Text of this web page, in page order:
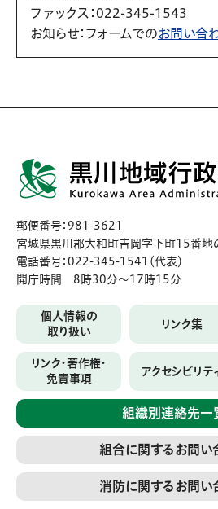
ファックス ：022-345-1543
お知らせ：フォームでのお問い合
郵便番号：981-3621
宮城県黒川郡大和町吉岡字下町15番地
電話番号：022-345-1541（代表）
開庁時間 8時30分〜17時15分
個人情報の
取り扱い
リンク集
リンク・著作権・
免責事項
アクセシビリテ
組織別連絡先一
組合に関するお問い
消防に関するお問い